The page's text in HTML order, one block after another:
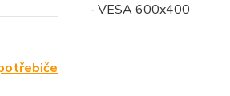
- VESA 600x400